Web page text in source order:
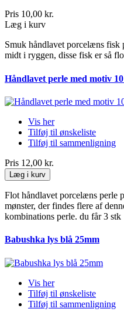
Pris 10,00 kr.
Læg i kurv
Smuk håndlavet porcelæns fisk
midt i ryggen, disse fisk er så
Håndlavet perle med motiv
Vis her
Tilføj til ønskeliste
Tilføj til sammenligning
Pris 12,00 kr.
Læg i kurv
Flot håndlavet porcelæns perle
mønster, der findes flere af
kombinations perle. du får 3 stk
Babushka lys blå 25mm
Vis her
Tilføj til ønskeliste
Tilføj til sammenligning